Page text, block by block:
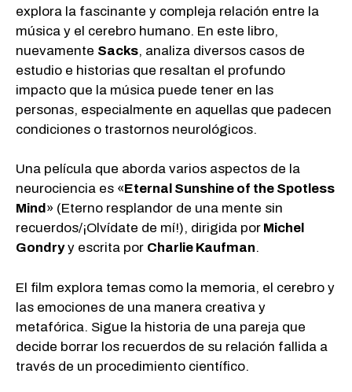
explora la fascinante y compleja relación entre la
música y el cerebro humano. En este libro,
nuevamente Sacks, analiza diversos casos de
estudio e historias que resaltan el profundo
impacto que la música puede tener en las
personas, especialmente en aquellas que padecen
condiciones o trastornos neurológicos.
Una película que aborda varios aspectos de la
neurociencia es «Eternal Sunshine of the Spotless
Mind » (Eterno resplandor de una mente sin
recuerdos/¡Olvídate de mí!), dirigida por Michel
Gondryy escrita por Charlie Kaufman.
El film explora temas como la memoria, el cerebro y
las emociones de una manera creativa y
metafórica. Sigue la historia de una pareja que
decide borrar los recuerdos de su relación fallida a
través de un procedimiento científico.